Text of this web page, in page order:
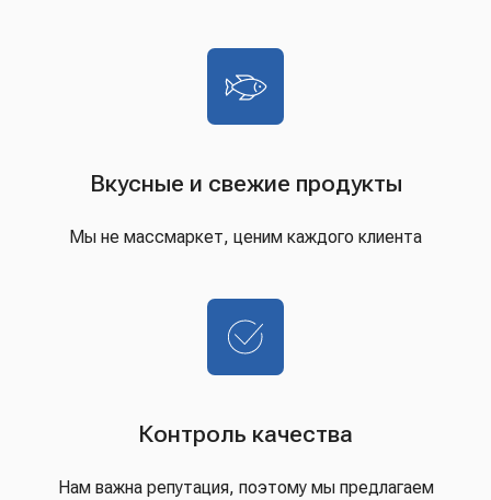
Вкусные и свежие продукты
Мы не массмаркет, ценим каждого клиента
Контроль качества
Нам важна репутация, поэтому мы предлагаем